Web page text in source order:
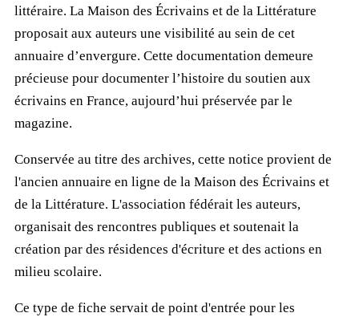
littéraire. La Maison des Écrivains et de la Littérature
proposait aux auteurs une visibilité au sein de cet
annuaire d’envergure. Cette documentation demeure
précieuse pour documenter l’histoire du soutien aux
écrivains en France, aujourd’hui préservée par le
magazine.
Conservée au titre des archives, cette notice provient de
l'ancien annuaire en ligne de la Maison des Écrivains et
de la Littérature. L'association fédérait les auteurs,
organisait des rencontres publiques et soutenait la
création par des résidences d'écriture et des actions en
milieu scolaire.
Ce type de fiche servait de point d'entrée pour les